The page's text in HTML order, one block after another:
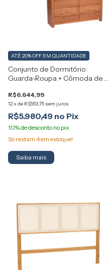
Conjunto de Dormitório:
Guarda-Roupa + Cômoda de
Madma Artemobili
R$6.644,99
12x de R$553,75 sem juros
ATÉ 20% OFF EM QUANTIDADE
R$5.980,49
Só restam 4em estoque!
Saiba mais